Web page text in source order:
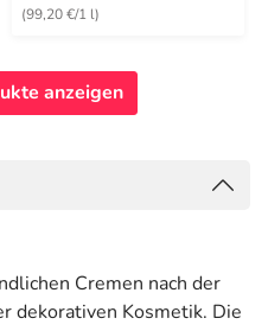
(99,20 €/1 l)
anzeigen
Cremen nach der
dekorativen Kosmetik. Die